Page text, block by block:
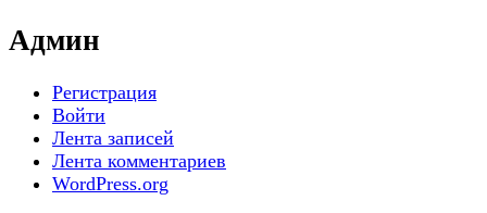
Админ
Регистрация
Войти
Лента записей
Лента комментариев
WordPress.org